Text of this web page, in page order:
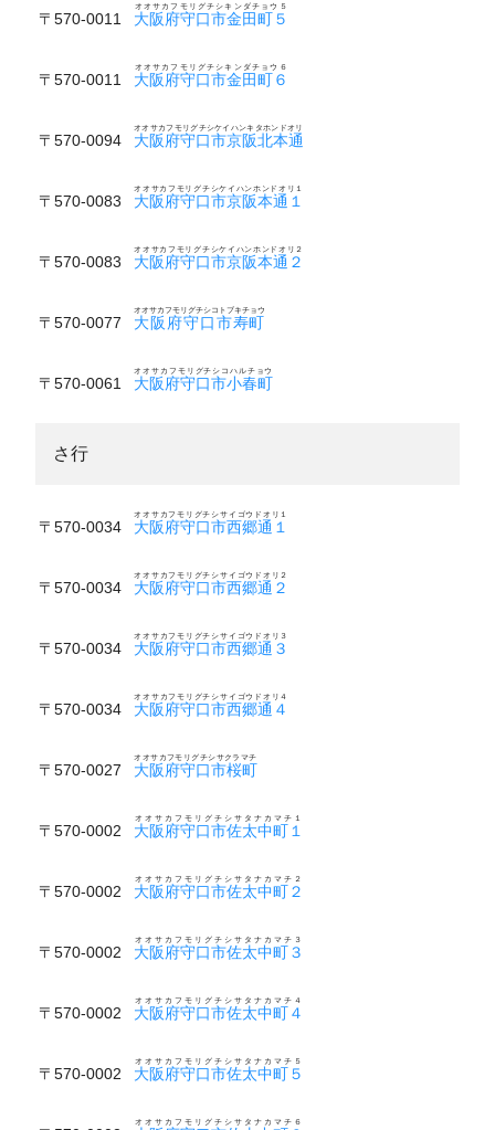
〒570-0011 大阪府守口市金田町５
オオサカフモリグチシキンダチョウ５
〒570-0011 大阪府守口市金田町６
オオサカフモリグチシキンダチョウ６
〒570-0094 大阪府守口市京阪北本通
オオサカフモリグチシケイハンキタホンドオリ
〒570-0083 大阪府守口市京阪本通１
オオサカフモリグチシケイハンホンドオリ１
〒570-0083 大阪府守口市京阪本通２
オオサカフモリグチシケイハンホンドオリ２
〒570-0077 大阪府守口市寿町
オオサカフモリグチシコトブキチョウ
〒570-0061 大阪府守口市小春町
オオサカフモリグチシコハルチョウ
さ行
〒570-0034 大阪府守口市西郷通１
オオサカフモリグチシサイゴウドオリ１
〒570-0034 大阪府守口市西郷通２
オオサカフモリグチシサイゴウドオリ２
〒570-0034 大阪府守口市西郷通３
オオサカフモリグチシサイゴウドオリ３
〒570-0034 大阪府守口市西郷通４
オオサカフモリグチシサイゴウドオリ４
〒570-0027 大阪府守口市桜町
オオサカフモリグチシサクラマチ
〒570-0002 大阪府守口市佐太中町１
オオサカフモリグチシサタナカマチ１
〒570-0002 大阪府守口市佐太中町２
オオサカフモリグチシサタナカマチ２
〒570-0002 大阪府守口市佐太中町３
オオサカフモリグチシサタナカマチ３
〒570-0002 大阪府守口市佐太中町４
オオサカフモリグチシサタナカマチ４
〒570-0002 大阪府守口市佐太中町５
オオサカフモリグチシサタナカマチ５
オオサカフモリグチシサタナカマチ６